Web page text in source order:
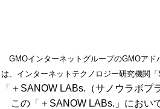
GMOインターネットグループのGMOアド
は、インターネットテクノロジー研究機関
「＋SANOW LABs.（サノウラボプ
この「＋SANOW LABs.」におい